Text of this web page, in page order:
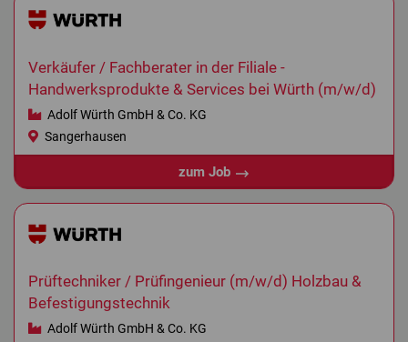
Verkäufer / Fachberater in der Filiale -
Handwerksprodukte & Services bei Würth (m/w/d)
Adolf Würth GmbH & Co. KG
Sangerhausen
zum Job
Prüftechniker / Prüfingenieur (m/w/d) Holzbau &
Befestigungstechnik
Adolf Würth GmbH & Co. KG